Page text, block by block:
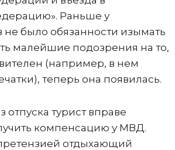
Раньше у
не было обязанности изымать
малейшие подозрения на то,
(например, в нем
теперь она появилась.
отпуска турист вправе
компенсацию у МВД.
отдыхающий